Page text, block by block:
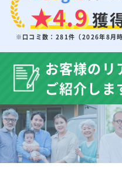
★4.9獲
※口コミ数：281件（2026年8月時
お客様のリ
ご紹介しま